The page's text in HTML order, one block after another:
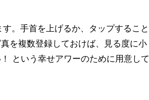
。手首を上げるか、タップすること
を複数登録しておけば、見る度に小
という幸せアワーのために用意して